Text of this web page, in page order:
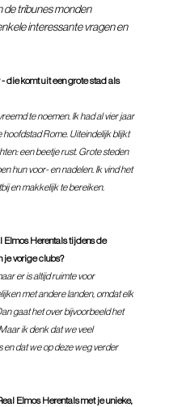
de tribunes monden
interessante vragen en
die komt uit een grote stad als
te noemen. Ik had al vier jaar
hoofdstad Rome. Uiteindelijk blijkt
een beetje rust. Grote steden
hun voor- en nadelen. Ik vind het
en makkelijk te bereiken.
Elmos Herentals tijdens de
je vorige clubs?
er is altijd ruimte voor
met andere landen, omdat elk
gaat het over bijvoorbeeld het
ik denk dat we veel
en dat we op deze weg verder
Elmos Herentals met je unieke,